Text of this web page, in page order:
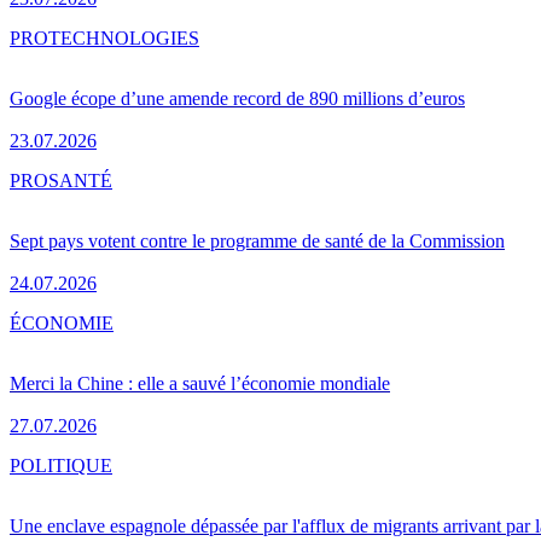
Google écope d’une amende record de 890 millions d’euros
23.07.2026
PROTECHNOLOGIES
Sept pays votent contre le programme de santé de la Commission
24.07.2026
PROSANTÉ
Merci la Chine : elle a sauvé l’économie mondiale
27.07.2026
ÉCONOMIE
Une enclave espagnole dépassée par l'afflux de migrants arrivant par
POLITIQUE